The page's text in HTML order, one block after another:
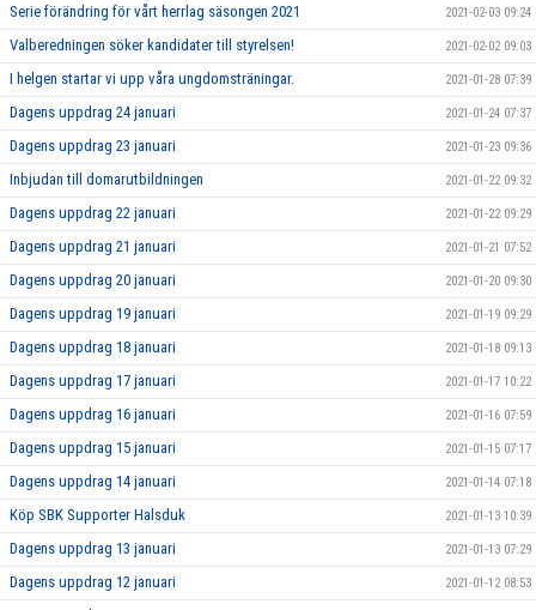
Serie förändring för vårt herrlag säsongen 2021 2021-02-03 09:24
Valberedningen söker kandidater till styrelsen! 2021-02-02 09:03
I helgen startar vi upp våra ungdomsträningar. 2021-01-28 07:39
Dagens uppdrag 24 januari 2021-01-24 07:37
Dagens uppdrag 23 januari 2021-01-23 09:36
Inbjudan till domarutbildningen 2021-01-22 09:32
Dagens uppdrag 22 januari 2021-01-22 09:29
Dagens uppdrag 21 januari 2021-01-21 07:52
Dagens uppdrag 20 januari 2021-01-20 09:30
Dagens uppdrag 19 januari 2021-01-19 09:29
Dagens uppdrag 18 januari 2021-01-18 09:13
Dagens uppdrag 17 januari 2021-01-17 10:22
Dagens uppdrag 16 januari 2021-01-16 07:59
Dagens uppdrag 15 januari 2021-01-15 07:17
Dagens uppdrag 14 januari 2021-01-14 07:18
Köp SBK Supporter Halsduk 2021-01-13 10:39
Dagens uppdrag 13 januari 2021-01-13 07:29
Dagens uppdrag 12 januari 2021-01-12 08:53